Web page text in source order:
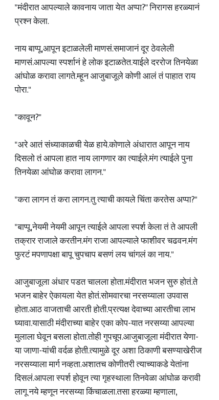
"मंदीरात आपल्याले कावनाय जाता येत अप्पा?" निरागस हरळ्यानं
प्रश्न केला.
नाय बाप्पू,आपून इटाळलेली माणसं.समाजानं दूर ठेवलेली
माणसं.आपल्या स्पर्शानं हे लोक इटाळतेत.याईले दररोज तिनयेळा
आंघोळ करावा लागते.म्हून आजुबाजूले कोणी आलं तं पाहात राय
पोरा."
"कावून?"
"अरे आतं संध्याकाळची येळ हाये.कोणाले अंधारात आपून नाय
दिसलो तं आपला हात नाय लागणार का त्याईले.मंग त्याईले पुना
तिनयेळा आंघोळ करावा लागन."
"करा लागन तं करा लागन.तु त्याची कायले चिंता करतेस अप्पा?"
"बाप्पू,नेयमी नेयमी आपून त्याईले आपला स्पर्श केला तं ते आपली
तक्रार राजाले करतीन.मंग राजा आपल्याले फाशीवर चढवन.मंग
फुरटं मपणापक्षा बापू चुपचाप बसणं लय चांगलं का नाय."
आजुबाजूला अंधार पडत चालला होता.मंदीरात भजन सुरु होतं.ते
भजन बाहेर ऐकायला येत होतं.सोमवारचा नरसय्याला उपवास
होता.आठ वाजताची आरती होती.प्रत्यक्ष देवाच्या आरतीचा लाभ
घ्यावा.यासाठी मंदीराच्या बाहेर एका कोप-यात नरसय्या आपल्या
मुलाला घेवून बसला होता.तोही गुपचूप.आजुबाजूला मंदीरात येणा-
या जाणा-यांची वर्दळ होती.त्यामुळे दूर अशा ठिकाणी बसण्याखेरीज
नरसय्याला मार्ग नव्हता.अशातच कोणीतरी त्याच्याकडे येतांना
दिसलं.आपला स्पर्श होवून त्या गृहस्थाला तिनवेळा आंघोळ करावी
लागू नये म्हणून नरसय्या किंचाळला.तसा हरळ्या म्हणाला,